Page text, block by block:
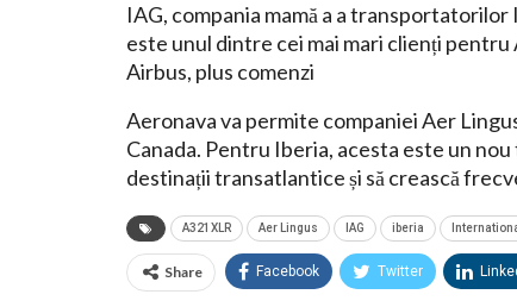
IAG, compania mamă a a
este unul dintre cei mai mari clienți
Airbus, plus comenzi
Aeronava va permite companiei Aer
Canada. Pentru Iberia, acesta este un
destinații transatlantice și să crească
A321XLR Aer Lingus IAG iberia
Share Facebook Twitter